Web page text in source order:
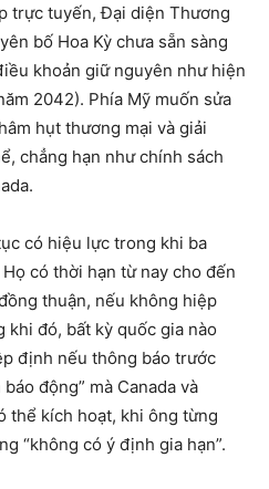
trực tuyến, Đại diện Thương
bố Hoa Kỳ chưa sẵn sàng
khoản giữ nguyên như hiện
2042). Phía Mỹ muốn sửa
hụt thương mại và giải
chẳng hạn như chính sách
có hiệu lực trong khi ba
có thời hạn từ nay cho đến
thuận, nếu không hiệp
đó, bất kỳ quốc gia nào
định nếu thông báo trước
động” mà Canada và
thể kích hoạt, khi ông từng
“không có ý định gia hạn”.